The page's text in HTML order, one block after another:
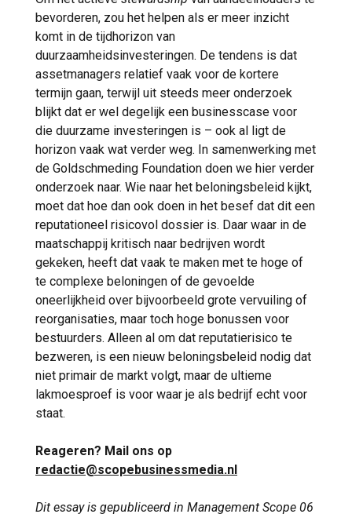
bevorderen, zou het helpen als er meer inzicht
komt in de tijdhorizon van
duurzaamheidsinvesteringen. De tendens is dat
assetmanagers relatief vaak voor de kortere
termijn gaan, terwijl uit steeds meer onderzoek
blijkt dat er wel degelijk een businesscase voor
die duurzame investeringen is – ook al ligt de
horizon vaak wat verder weg. In samenwerking met
de Goldschmeding Foundation doen we hier verder
onderzoek naar. Wie naar het beloningsbeleid kijkt,
moet dat hoe dan ook doen in het besef dat dit een
reputationeel risicovol dossier is. Daar waar in de
maatschappij kritisch naar bedrijven wordt
gekeken, heeft dat vaak te maken met te hoge of
te complexe beloningen of de gevoelde
oneerlijkheid over bijvoorbeeld grote vervuiling of
reorganisaties, maar toch hoge bonussen voor
bestuurders. Alleen al om dat reputatierisico te
bezweren, is een nieuw beloningsbeleid nodig dat
niet primair de markt volgt, maar de ultieme
lakmoesproef is voor waar je als bedrijf echt voor
staat.
Reageren? Mail ons op
redactie@scopebusinessmedia.nl
Dit essay is gepubliceerd in Management Scope 06